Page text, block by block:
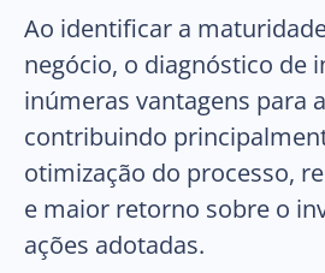
Ao identificar a
negócio, o diagnóstico de
inúmeras vantagens para
contribuindo
otimização do processo,
e maior retorno sobre o
ações adotadas.